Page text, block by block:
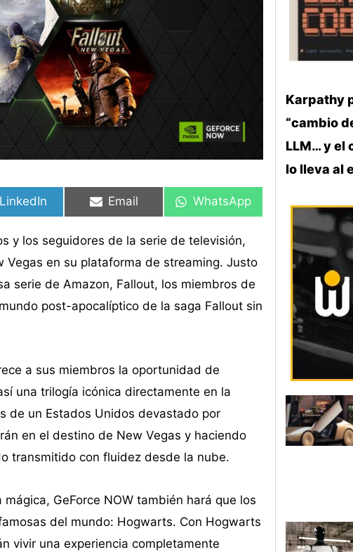
LinkedIn
en
Email
en
WhatsApp
y los seguidores de la serie de televisión,
Vegas en su plataforma de streaming. Justo
serie de Amazon, Fallout, los miembros de
post-apocalíptico de la saga Fallout sin
a sus miembros la oportunidad de
una trilogía icónica directamente en la
de un Estados Unidos devastado por
en el destino de New Vegas y haciendo
transmitido con fluidez desde la nube.
GeForce NOW también hará que los
del mundo: Hogwarts. Con Hogwarts
vivir una experiencia completamente
en
en
Karpathy
“cambio
LLM… y el
lo lleva al